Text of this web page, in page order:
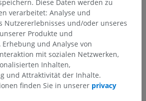
Fehler gefunden?
Berichtigung, Übersetzung oder
vorschlagen.
Ein Problem melden
Diese Daten werden zu
verarbeitet: Analyse und
Nutzererlebnisses und/oder unseres
Produkte und
und Analyse von
mit sozialen Netzwerken,
Inhalten,
und Attraktivität der Inhalte.
finden Sie in unserer privacy